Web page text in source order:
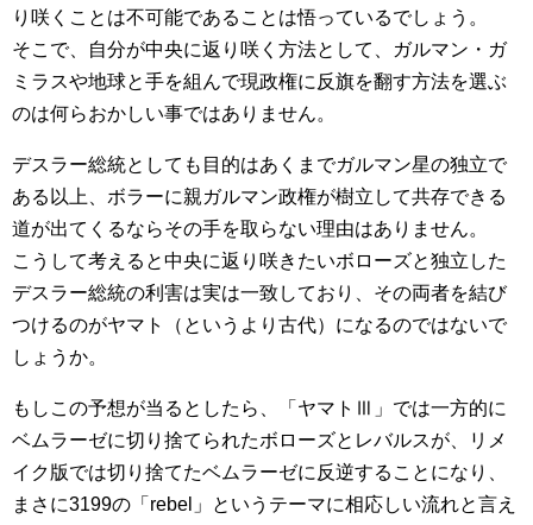
り咲くことは不可能であることは悟っているでしょう。
そこで、自分が中央に返り咲く方法として、ガルマン・ガ
ミラスや地球と手を組んで現政権に反旗を翻す方法を選ぶ
のは何らおかしい事ではありません。
デスラー総統としても目的はあくまでガルマン星の独立で
ある以上、ボラーに親ガルマン政権が樹立して共存できる
道が出てくるならその手を取らない理由はありません。
こうして考えると中央に返り咲きたいボローズと独立した
デスラー総統の利害は実は一致しており、その両者を結び
つけるのがヤマト（というより古代）になるのではないで
しょうか。
もしこの予想が当るとしたら、「ヤマトⅢ」では一方的に
ベムラーゼに切り捨てられたボローズとレバルスが、リメ
イク版では切り捨てたベムラーゼに反逆することになり、
まさに3199の「rebel」というテーマに相応しい流れと言え